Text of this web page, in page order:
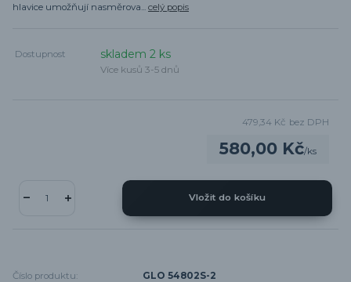
hlavice umožňují nasměrova... celý popis
Dostupnost skladem 2 ks
Více kusů 3-5 dnů
580,00 Kč/ks
479,34 Kč bez DPH
Vložit do košíku
Číslo produktu:
GLO 54802S-2